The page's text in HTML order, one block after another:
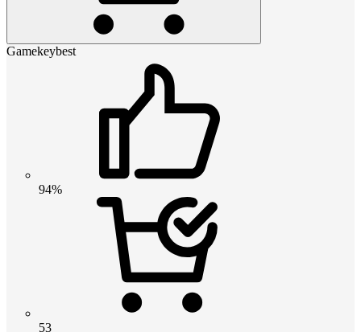
Gamekeybest
94%
53